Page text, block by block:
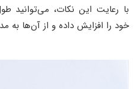
با رعایت این نکات، می‌توانید
خود را افزایش داده و از آن‌ها به